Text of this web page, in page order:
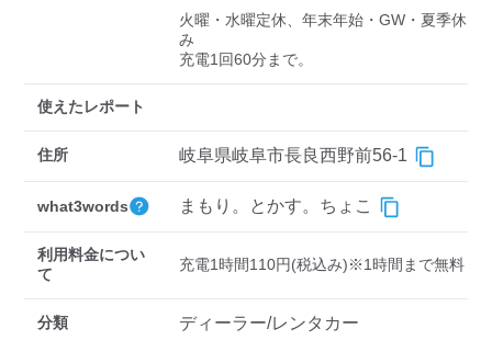
トヨタディーラーを表
充電器の出力
すべて 中速-20kW-以上 急速-44kW-以上
火曜・水曜定休、年末年始・GW・夏季休
み
充電1回60分まで。
使えたレポート
住所 岐阜県岐阜市長良西野前56-1
what3words まもり。とかす。ちょこ
利用料金につい
て
充電1時間110円(税込み)※1時間まで無料
分類 ディーラー/レンタカー